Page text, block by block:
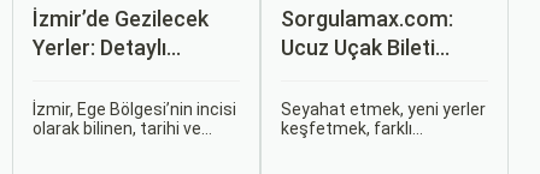
İzmir’de Gezilecek
Yerler: Detaylı
İzmir, Ege Bölgesi’nin incisi
olarak bilinen, tarihi ve
Sorgulamax.com:
Ucuz Uçak Bileti
Seyahat etmek, yeni yerler
keşfetmek, farklı